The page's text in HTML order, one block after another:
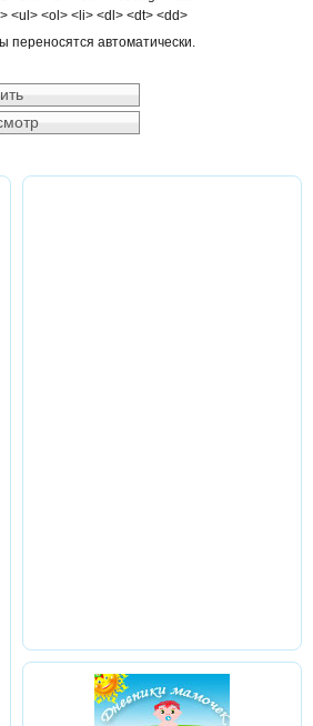
<ul> <ol> <li> <dl> <dt> <dd>
переносятся автоматически.